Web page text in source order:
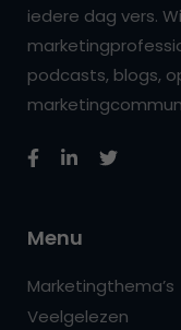
iedere dag vers.
podcasts, blogs,
Menu
Marketingthema’s
Veelgelezen